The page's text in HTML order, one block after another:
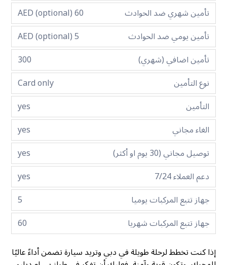
تأمين شهري ضد الحوادث
60 AED (optional)
تأمين يومي ضد الحوادث
5 AED (optional)
تأمين اضافي (شهري)
300
نوع التأمين
Card only
التأمين
yes
الغاء مجاني
yes
توصيل مجاني (30 يوم او أكثر)
yes
دعم العملاء 7/24
yes
جهاز تتبع المركبات يوميا
5
جهاز تتبع المركبات شهريا
60
إذا كنت تخطط لرحلة طويلة في دبي وتريد سيارة تضمن أداءً عاليًا